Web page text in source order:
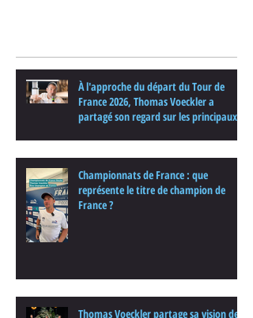
À l'approche du départ du Tour de
France 2026, Thomas Voeckler a
partagé son regard sur les principaux
Championnats de France : que
représente le titre de champion de
France ?
Thomas Voeckler partage sa vision de